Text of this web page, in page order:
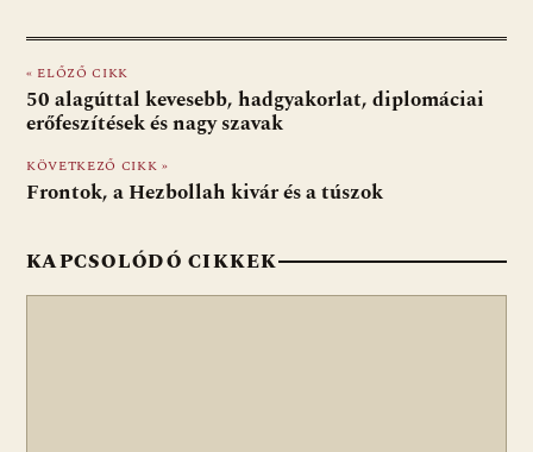
e
b
o
o
k
er at
s
A
p
p
d
di
t
ai
l
t za
m
« ELŐZŐ CIKK
50 alagúttal kevesebb, hadgyakorlat, diplomáciai
erőfeszítések és nagy szavak
KÖVETKEZŐ CIKK »
Frontok, a Hezbollah kivár és a túszok
KAPCSOLÓDÓ CIKKEK